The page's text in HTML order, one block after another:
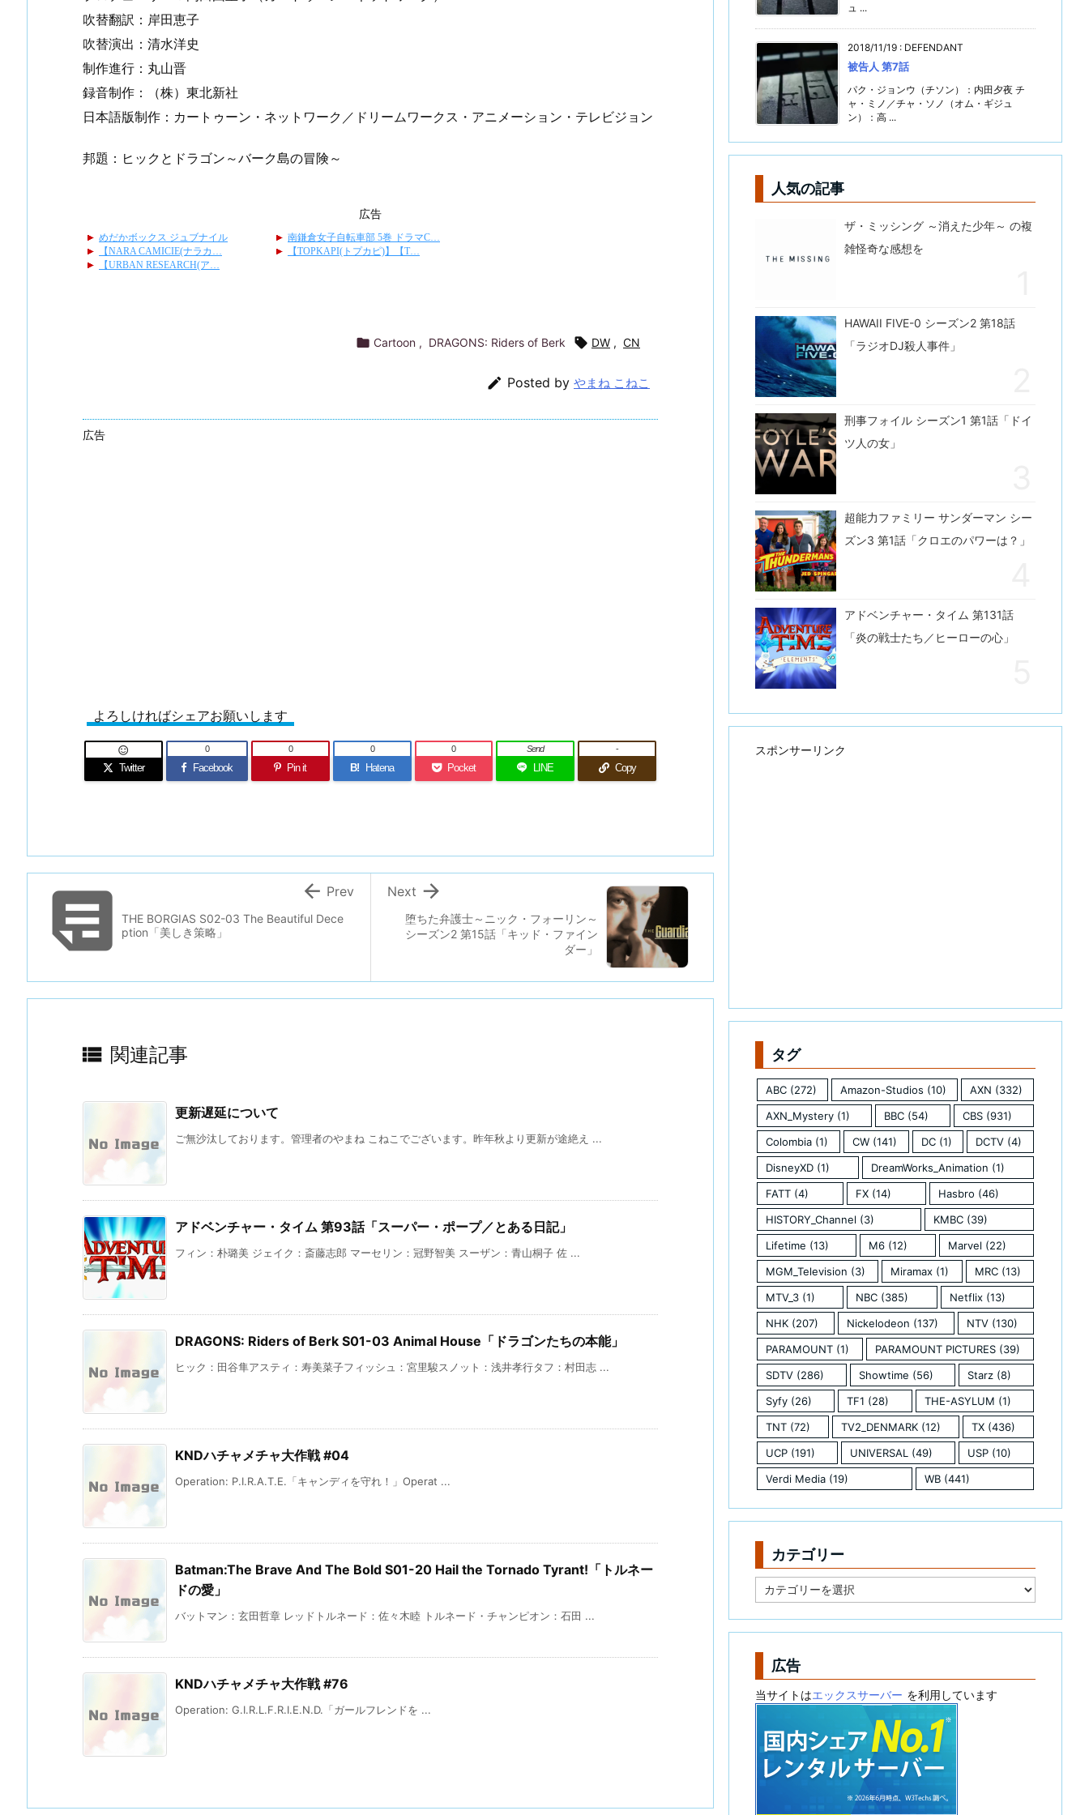
吹替翻訳：岸田恵子
吹替演出：清水洋史
制作進行：丸山晋
録音制作：（株）東北新社
日本語版制作：カートゥーン・ネットワーク／ドリームワークス・アニメーション・テレビジョン
邦題：ヒックとドラゴン～バーク島の冒険～
広告
 Cartoon , DRAGONS: Riders of Berk  DW , CN
 Posted by やまね こねこ
広告
よろしければシェアお願いします
Twitter

Facebook
0
Pin it
0
B! Hatena
0
Pocket
0
LINE
Send
Copy
-
堕ちた弁護士～ニック・フォーリン～
シーズン2 第15話「キッド・ファイン
ダー」

Next
THE BORGIAS S02-03 The Beautiful Dece
ption「美しき策略」
 Prev
 関連記事
更新遅延について
ご無沙汰しております。管理者のやまね こねこでございます。昨年秋より更新が途絶え ...
アドベンチャー・タイム 第93話「スーパー・ポープ／とある日記」
フィン：朴璐美 ジェイク：斎藤志郎 マーセリン：冠野智美 スーザン：青山桐子 佐 ...
DRAGONS: Riders of Berk S01-03 Animal House「ドラゴンたちの本能」
ヒック：田谷隼アスティ：寿美菜子フィッシュ：宮里駿スノット：浅井孝行タフ：村田志 ...
KNDハチャメチャ大作戦 #04
Operation: P.I.R.A.T.E.「キャンディを守れ！」Operat ...
Batman:The Brave And The Bold S01-20 Hail the Tornado Tyrant!「トルネー
ドの愛」
バットマン：玄田哲章 レッドトルネード：佐々木睦 トルネード・チャンピオン：石田 ...
KNDハチャメチャ大作戦 #76
Operation: G.I.R.L.F.R.I.E.N.D.「ガールフレンドを ...
ュ ...
2018/11/19 : DEFENDANT
被告人 第7話
パク・ジョンウ（チソン）：内田夕夜 チ
ャ・ミノ／チャ・ソノ（オム・ギジュ
ン）：高 ...
人気の記事
ザ・ミッシング ～消えた少年～ の複
雑怪奇な感想を
HAWAII FIVE-0 シーズン2 第18話
「ラジオDJ殺人事件」
刑事フォイル シーズン1 第1話「ドイ
ツ人の女」
超能力ファミリー サンダーマン シー
ズン3 第1話「クロエのパワーは？」
アドベンチャー・タイム 第131話
「炎の戦士たち／ヒーローの心」
スポンサーリンク
タグ
ABC (272) Amazon-Studios (10) AXN (332)
AXN_Mystery (1) BBC (54) CBS (931)
Colombia (1) CW(141) DC(1) DCTV (4)
DisneyXD (1) DreamWorks_Animation (1)
FATT (4) FX (14) Hasbro (46)
HISTORY_Channel (3) KMBC(39)
Lifetime (13) M6 (12) Marvel (22)
MGM_Television (3) Miramax (1) MRC(13)
MTV_3 (1) NBC (385) Netflix(13)
NHK (207) Nickelodeon (137) NTV (130)
PARAMOUNT (1) PARAMOUNT PICTURES (39)
SDTV (286) Showtime (56) Starz (8)
Syfy (26) TF1 (28) THE-ASYLUM (1)
TNT (72) TV2_DENMARK (12) TX (436)
UCP (191) UNIVERSAL (49) USP (10)
Verdi Media (19) WB (441)
カテゴリー
テ
リ
広告
当サイトはエックスサーバー を利用しています